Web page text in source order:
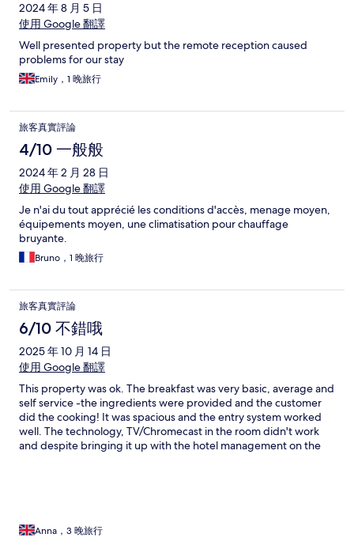
2024 年 8 月 5 日
使用 Google 翻譯
Well presented property but the remote reception caused
problems for our stay
Emily，1 晚旅行
旅客真實評論
4/10 一般般
2024 年 2 月 28 日
使用 Google 翻譯
Je n'ai du tout apprécié les conditions d'accès, menage moyen,
équipements moyen, une climatisation pour chauffage
bruyante.
Bruno，1 晚旅行
旅客真實評論
6/10 不錯哦
2025 年 10 月 14 日
使用 Google 翻譯
This property was ok. The breakfast was very basic, average and
self service -the ingredients were provided and the customer
did the cooking! It was spacious and the entry system worked
well. The technology, TV/Chromecast in the room didn't work
and despite bringing it up with the hotel management on the
Anna，3 晚旅行